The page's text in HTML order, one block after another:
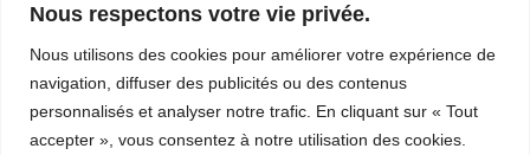
Nous respectons votre vie privée.
Nous utilisons des cookies pour améliorer votre expérience de
navigation, diffuser des publicités ou des contenus
personnalisés et analyser notre trafic. En cliquant sur « Tout
accepter », vous consentez à notre utilisation des cookies.
Contact
Lundi au samedi
de 9h à 19h
+33 (0)3 86 81 79 79
contact@maison-helice.com